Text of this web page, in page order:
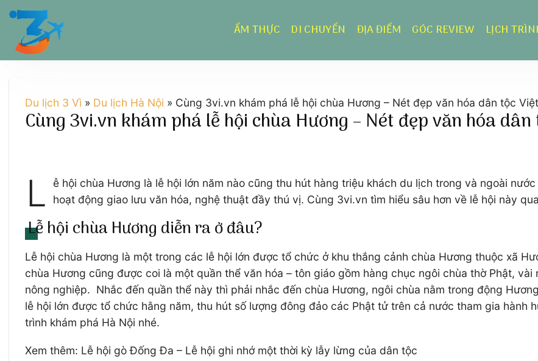
Chuyển
dung
ẨM THỰC DI CHUYỂN ĐỊA ĐIỂM GÓC REVIEW LỊCH
Du lịch 3 Vì » Du lịch Hà Nội » Cùng 3vi.vn khám phá lễ hội chùa Hương – Nét đẹp văn hóa dân tộc Việt
Cùng 3vi.vn khám phá lễ hội chùa Hương – Nét đẹp văn hóa
L
ễ hội chùa Hương là lễ hội lớn năm nào cũng thu hút hàng triệu khách du lịch trong và ngoài
hoạt động giao lưu văn hóa, nghệ thuật đầy thú vị. Cùng 3vi.vn tìm hiểu sâu hơn về lễ hội này
Lễ hội chùa Hương diễn ra ở đâu?
Lễ hội chùa Hương là một trong các lễ hội lớn được tổ chức ở khu thắng cảnh chùa Hương thuộc xã
chùa Hương cũng được coi là một quần thể văn hóa – tôn giáo gồm hàng chục ngôi chùa thờ Phật,
nông nghiệp. Nhắc đến quần thể này thì phải nhắc đến chùa Hương, ngôi chùa nằm trong động
lễ hội lớn được tổ chức hằng năm, thu hút số lượng đông đảo các Phật tử trên cả nước tham gia hành
trình khám phá Hà Nội nhé.
Xem thêm: Lễ hội gò Đống Đa – Lễ hội ghi nhớ một thời kỳ lẫy lừng của dân tộc